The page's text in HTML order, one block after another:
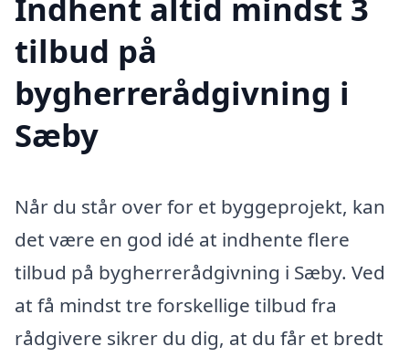
Indhent altid mindst 3
tilbud på
bygherrerådgivning i
Sæby
Når du står over for et byggeprojekt, kan
det være en god idé at indhente flere
tilbud på bygherrerådgivning i Sæby. Ved
at få mindst tre forskellige tilbud fra
rådgivere sikrer du dig, at du får et bredt